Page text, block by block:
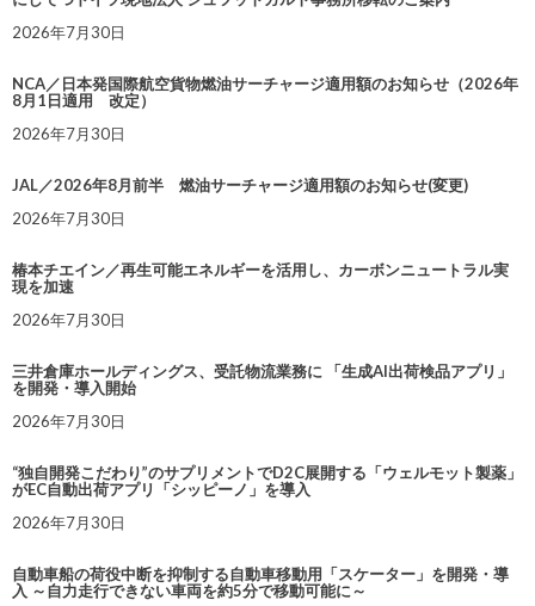
2026年7月30日
NCA／日本発国際航空貨物燃油サーチャージ適用額のお知らせ（2026年
8月1日適用 改定）
2026年7月30日
JAL／2026年8月前半 燃油サーチャージ適用額のお知らせ(変更)
2026年7月30日
椿本チエイン／再生可能エネルギーを活用し、カーボンニュートラル実
現を加速
2026年7月30日
三井倉庫ホールディングス、受託物流業務に 「生成AI出荷検品アプリ」
を開発・導入開始
2026年7月30日
“独自開発こだわり”のサプリメントでD2C展開する「ウェルモット製薬」
がEC自動出荷アプリ「シッピーノ」を導入
2026年7月30日
自動車船の荷役中断を抑制する自動車移動用「スケーター」を開発・導
入 ～自力走行できない車両を約5分で移動可能に～